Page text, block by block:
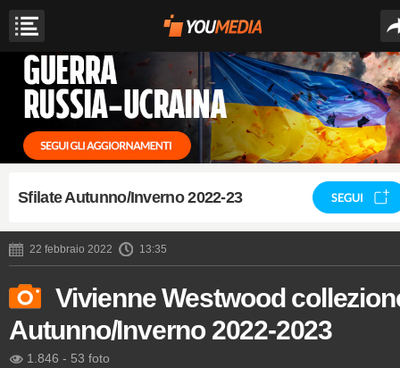
Sfilate Autunno/Inverno 2022-23 SEGUI
22 febbraio 2022 13:35
Vivienne Westwood
Autunno/Inverno 2022-2023
1.846 - 53 foto